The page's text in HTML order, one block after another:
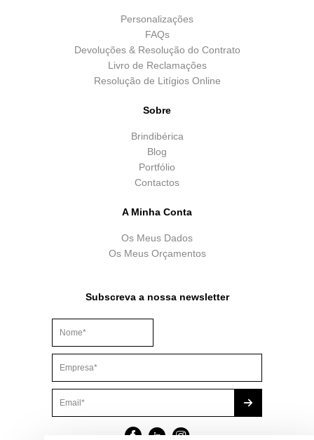
Personalizações
FAQs
Devoluções & Resolução do Contrato
Livro de Reclamações
Resolução de Litígios Online
Sobre
Brindibérica
Blog
Portfólio
Contactos
A Minha Conta
Os Meus Dados
Os Meus Orçamentos
Subscreva a nossa newsletter
Este campo é para efeitos de validação e deve ser